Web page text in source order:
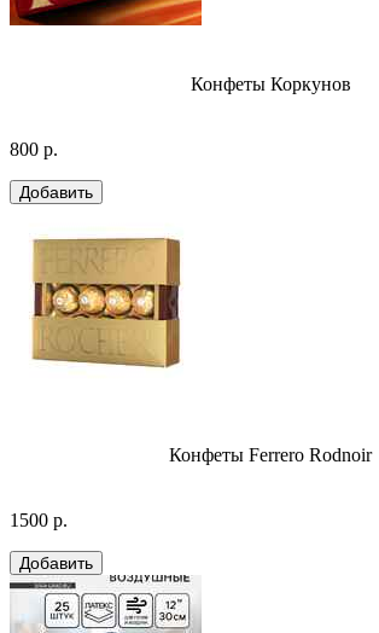
Конфеты Коркунов
800 р.
Конфеты Ferrero Rodnoir
1500 р.